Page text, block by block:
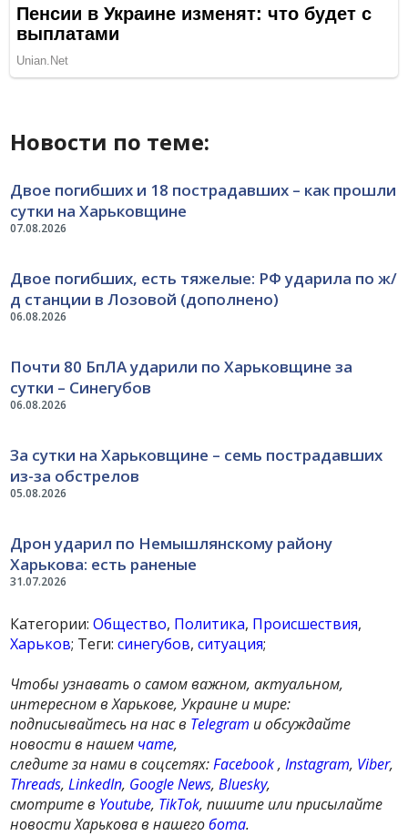
Новости по теме:
07.08.2026
Двое погибших и 18 пострадавших – как прошли
сутки на Харьковщине
06.08.2026
Двое погибших, есть тяжелые: РФ ударила по ж/
д станции в Лозовой (дополнено)
06.08.2026
Почти 80 БпЛА ударили по Харьковщине за
сутки – Синегубов
05.08.2026
За сутки на Харьковщине – семь пострадавших
из-за обстрелов
31.07.2026
Дрон ударил по Немышлянскому району
Харькова: есть раненые
Категории:Общество, Политика, Происшествия,
Харьков; Теги:синегубов,ситуация;
Чтобы узнавать о самом важном, актуальном,
интересном в Харькове, Украине и мире:
подписывайтесь на нас в Telegram и обсуждайте
новости в нашем чате,
следите за нами в соцсетях:Facebook,Instagram, Viber,
Threads,LinkedIn, Google News,Bluesky,
смотрите в Youtube, TikTok, пишите или присылайте
новости Харькова в нашегобота.